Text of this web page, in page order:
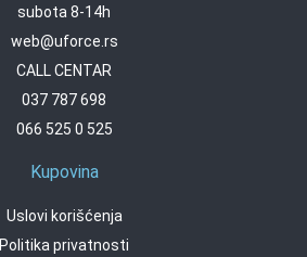
subota 8-14h
web@uforce.rs
CALL CENTAR
037 787 698
066 525 0 525
Kupovina
Uslovi korišćenja
Politika privatnosti